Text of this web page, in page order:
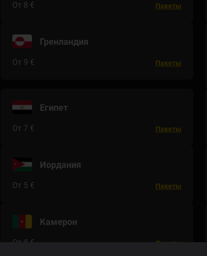
От 8 € Пакеты
Гренландия
От 9 € Пакеты
Египет
От 7 € Пакеты
Иордания
От 5 € Пакеты
Камерон
От 8 € Пакеты